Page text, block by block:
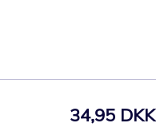
34,95 DKK